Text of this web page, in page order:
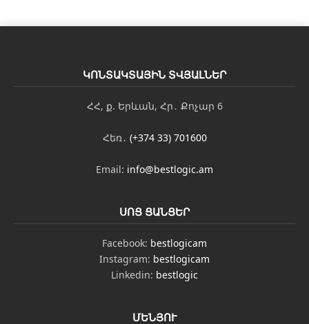
ԿՈՆՏԱԿՏԱՅԻՆ ՏՎՅԱԼՆԵՐ
ՀՀ, ք. Երևան, Հր․ Քոչար 6
Հեռ․ (+374 33) 701600
Email: info@bestlogic.am
ՍՈՑ ՑԱՆՑԵՐ
Facebook: bestlogicam
Instagram: bestlogicam
Linkedin: bestlogic
ՄԵՆՅՈՒ